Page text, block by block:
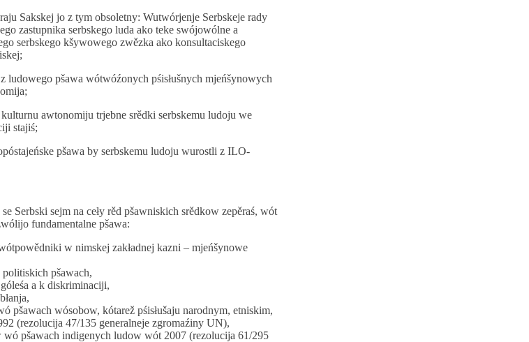
Sakskej jo z tym obsoletny: Wutwórjenje Serbskeje rady
zastupnika serbskego luda ako teke swójowólne a
serbskego kšywowego zwězka ako konsultaciskego
ludowego pšawa wótwóźonych pśisłušnych mjeńšynowych
awtonomiju trjebne srědki serbskemu ludoju we
stajiś;
pšawa by serbskemu ludoju wurostli z ILO-
Serbski sejm na ceły rěd pšawniskich srědkow zepěraś, wót
fundamentalne pšawa:
w nimskej zakładnej kazni – mjeńšynowe
pšawach,
a k diskriminaciji,
pšawach wósobow, kótarež pśisłušaju narodnym, etniskim,
(rezolucija 47/135 generalneje zgromaźiny UN),
pšawach indigenych ludow wót 2007 (rezolucija 61/295